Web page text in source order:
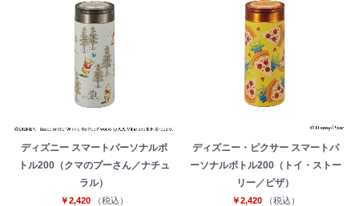
ディズニー スマートパーソナルボ
トル200（クマのプーさん／ナチュ
ラル）
￥2,420 （税込）
ディズニー・ピクサー スマートパ
ーソナルボトル200（トイ・ストー
リー／ピザ）
￥2,420 （税込）